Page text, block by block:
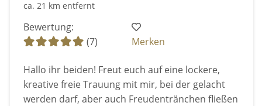
ca. 21 km entfernt
Bewertung:
(7)
Merken
Hallo ihr beiden! Freut euch auf eine lockere,
kreative freie Trauung mit mir, bei der gelacht
werden darf, aber auch Freudentränchen fließen